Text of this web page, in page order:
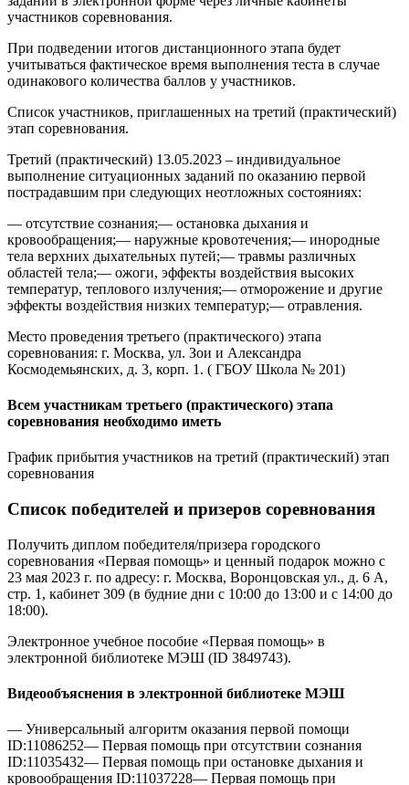
участников соревнования.
При подведении итогов дистанционного этапа будет
учитываться фактическое время выполнения теста в случае
одинакового количества баллов у участников.
Список участников, приглашенных на третий (практический)
этап соревнования.
Третий (практический) 13.05.2023 – индивидуальное
выполнение ситуационных заданий по оказанию первой
пострадавшим при следующих неотложных состояниях:
— отсутствие сознания;— остановка дыхания и
кровообращения;— наружные кровотечения;— инородные
тела верхних дыхательных путей;— травмы различных
областей тела;— ожоги, эффекты воздействия высоких
температур, теплового излучения;— отморожение и другие
эффекты воздействия низких температур;— отравления.
Место проведения третьего (практического) этапа
соревнования: г. Москва, ул. Зои и Александра
Космодемьянских, д. 3, корп. 1. ( ГБОУ Школа № 201)
Всем участникам третьего (практического) этапа
соревнования необходимо иметь
График прибытия участников на третий (практический) этап
соревнования
Список победителей и призеров соревнования
Получить диплом победителя/призера городского
соревнования «Первая помощь» и ценный подарок можно с
23 мая 2023 г. по адресу: г. Москва, Воронцовская ул., д. 6 А,
стр. 1, кабинет 309 (в будние дни с 10:00 до 13:00 и с 14:00 до
18:00).
Электронное учебное пособие «Первая помощь» в
электронной библиотеке МЭШ (ID 3849743).
Видеообъяснения в электронной библиотеке МЭШ
— Универсальный алгоритм оказания первой помощи
ID:11086252— Первая помощь при отсутствии сознания
ID:11035432— Первая помощь при остановке дыхания и
кровообращения ID:11037228— Первая помощь при